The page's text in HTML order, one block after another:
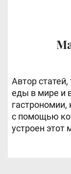
Автор статей,
еды в мире и
с помощью
устроен этот